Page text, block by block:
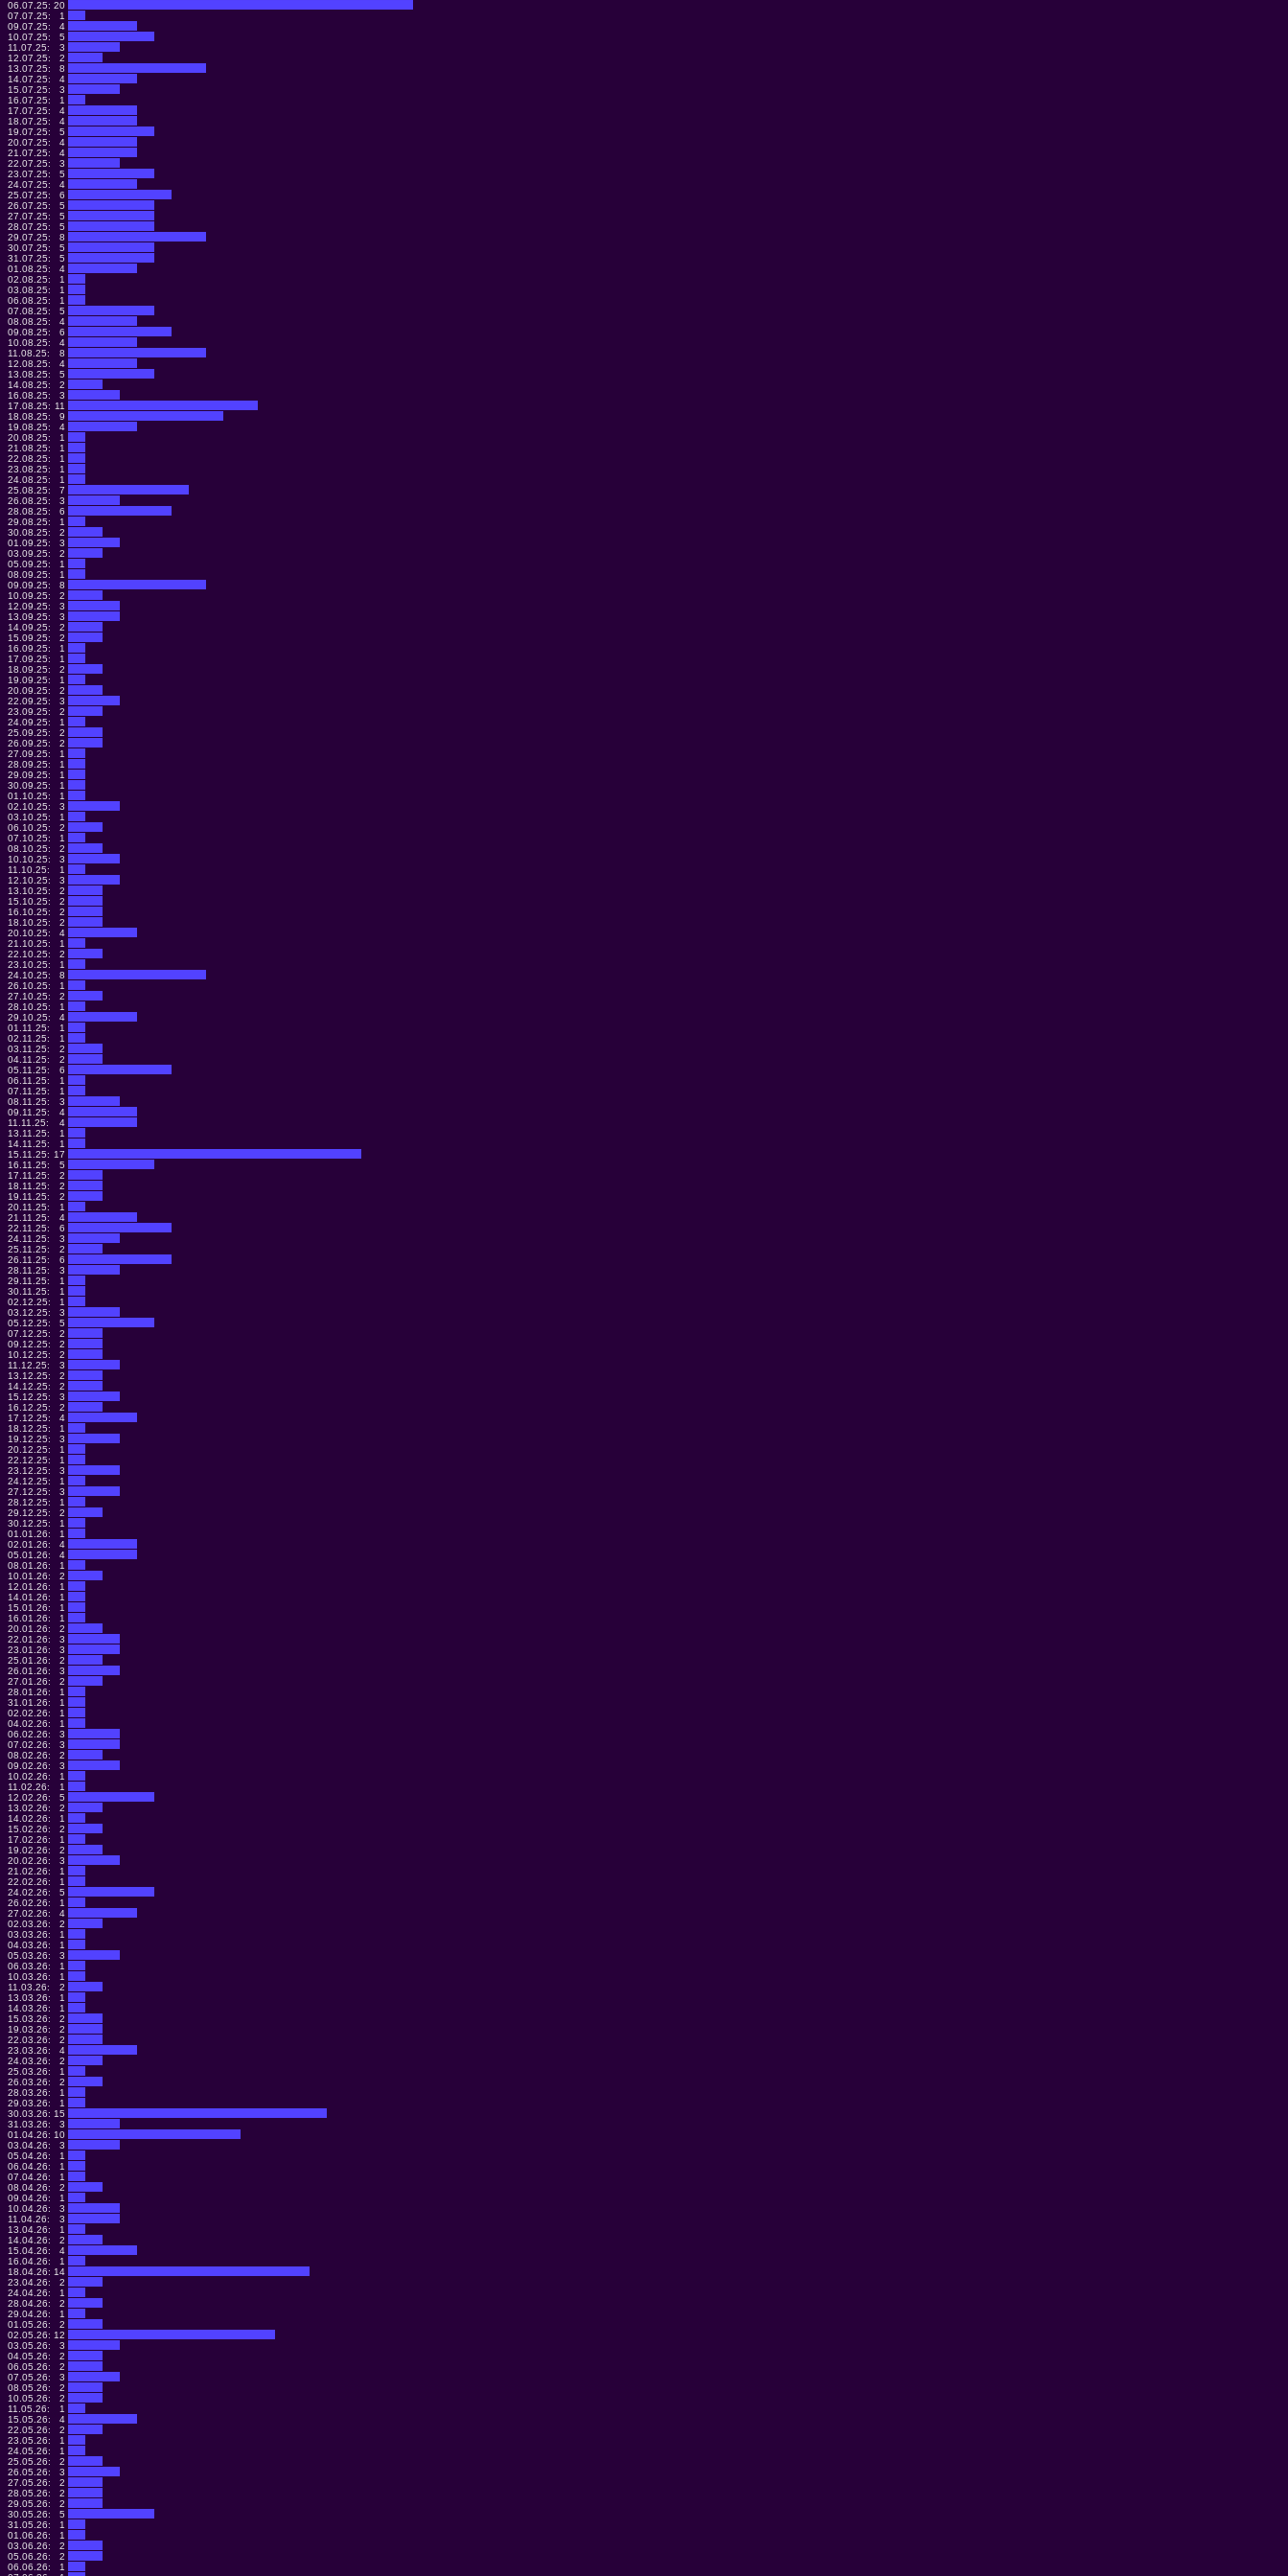
06.07.25: 20
07.07.25:
1
09.07.25:
4
10.07.25:
5
11.07.25:
3
12.07.25:
2
13.07.25:
8
14.07.25:
4
15.07.25:
3
16.07.25:
1
17.07.25:
4
18.07.25:
4
19.07.25:
5
20.07.25:
4
21.07.25:
4
22.07.25:
3
23.07.25:
5
24.07.25:
4
25.07.25:
6
26.07.25:
5
27.07.25:
5
28.07.25:
5
29.07.25:
8
30.07.25:
5
31.07.25:
5
01.08.25:
4
02.08.25:
1
03.08.25:
1
06.08.25:
1
07.08.25:
5
08.08.25:
4
09.08.25:
6
10.08.25:
4
11.08.25:
8
12.08.25:
4
13.08.25:
5
14.08.25:
2
16.08.25:
3
17.08.25: 11
18.08.25:
9
19.08.25:
4
20.08.25:
1
21.08.25:
1
22.08.25:
1
23.08.25:
1
24.08.25:
1
25.08.25:
7
26.08.25:
3
28.08.25:
6
29.08.25:
1
30.08.25:
2
01.09.25:
3
03.09.25:
2
05.09.25:
1
08.09.25:
1
09.09.25:
8
10.09.25:
2
12.09.25:
3
13.09.25:
3
14.09.25:
2
15.09.25:
2
16.09.25:
1
17.09.25:
1
18.09.25:
2
19.09.25:
1
20.09.25:
2
22.09.25:
3
23.09.25:
2
24.09.25:
1
25.09.25:
2
26.09.25:
2
27.09.25:
1
28.09.25:
1
29.09.25:
1
30.09.25:
1
01.10.25:
1
02.10.25:
3
03.10.25:
1
06.10.25:
2
07.10.25:
1
08.10.25:
2
10.10.25:
3
11.10.25:
1
12.10.25:
3
13.10.25:
2
15.10.25:
2
16.10.25:
2
18.10.25:
2
20.10.25:
4
21.10.25:
1
22.10.25:
2
23.10.25:
1
24.10.25:
8
26.10.25:
1
27.10.25:
2
28.10.25:
1
29.10.25:
4
01.11.25:
1
02.11.25:
1
03.11.25:
2
04.11.25:
2
05.11.25:
6
06.11.25:
1
07.11.25:
1
08.11.25:
3
09.11.25:
4
11.11.25:
4
13.11.25:
1
14.11.25:
1
15.11.25: 17
16.11.25:
5
17.11.25:
2
18.11.25:
2
19.11.25:
2
20.11.25:
1
21.11.25:
4
22.11.25:
6
24.11.25:
3
25.11.25:
2
26.11.25:
6
28.11.25:
3
29.11.25:
1
30.11.25:
1
02.12.25:
1
03.12.25:
3
05.12.25:
5
07.12.25:
2
09.12.25:
2
10.12.25:
2
11.12.25:
3
13.12.25:
2
14.12.25:
2
15.12.25:
3
16.12.25:
2
17.12.25:
4
18.12.25:
1
19.12.25:
3
20.12.25:
1
22.12.25:
1
23.12.25:
3
24.12.25:
1
27.12.25:
3
28.12.25:
1
29.12.25:
2
30.12.25:
1
01.01.26:
1
02.01.26:
4
05.01.26:
4
08.01.26:
1
10.01.26:
2
12.01.26:
1
14.01.26:
1
15.01.26:
1
16.01.26:
1
20.01.26:
2
22.01.26:
3
23.01.26:
3
25.01.26:
2
26.01.26:
3
27.01.26:
2
28.01.26:
1
31.01.26:
1
02.02.26:
1
04.02.26:
1
06.02.26:
3
07.02.26:
3
08.02.26:
2
09.02.26:
3
10.02.26:
1
11.02.26:
1
12.02.26:
5
13.02.26:
2
14.02.26:
1
15.02.26:
2
17.02.26:
1
19.02.26:
2
20.02.26:
3
21.02.26:
1
22.02.26:
1
24.02.26:
5
26.02.26:
1
27.02.26:
4
02.03.26:
2
03.03.26:
1
04.03.26:
1
05.03.26:
3
06.03.26:
1
10.03.26:
1
11.03.26:
2
13.03.26:
1
14.03.26:
1
15.03.26:
2
19.03.26:
2
22.03.26:
2
23.03.26:
4
24.03.26:
2
25.03.26:
1
26.03.26:
2
28.03.26:
1
29.03.26:
1
30.03.26: 15
31.03.26:
3
01.04.26: 10
03.04.26:
3
05.04.26:
1
06.04.26:
1
07.04.26:
1
08.04.26:
2
09.04.26:
1
10.04.26:
3
11.04.26:
3
13.04.26:
1
14.04.26:
2
15.04.26:
4
16.04.26:
1
18.04.26: 14
23.04.26:
2
24.04.26:
1
28.04.26:
2
29.04.26:
1
01.05.26:
2
02.05.26: 12
03.05.26:
3
04.05.26:
2
06.05.26:
2
07.05.26:
3
08.05.26:
2
10.05.26:
2
11.05.26:
1
15.05.26:
4
22.05.26:
2
23.05.26:
1
24.05.26:
1
25.05.26:
2
26.05.26:
3
27.05.26:
2
28.05.26:
2
29.05.26:
2
30.05.26:
5
31.05.26:
1
01.06.26:
1
03.06.26:
2
05.06.26:
2
06.06.26:
1